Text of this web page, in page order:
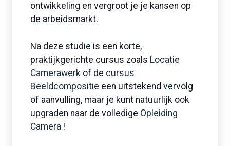
ontwikkeling en vergroot je je kansen op
de arbeidsmarkt.
Na deze studie is een korte,
praktijkgerichte cursus zoals Locatie
Camerawerk of de cursus
Beeldcompositie een uitstekend vervolg
of aanvulling, maar je kunt natuurlijk ook
upgraden naar de volledige Opleiding
Camera !